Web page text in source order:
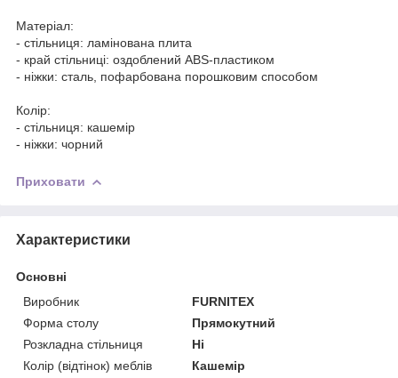
Матеріал:
- стільниця: ламінована плита
- край стільниці: оздоблений ABS-пластиком
- ніжки: сталь, пофарбована порошковим способом
Колір:
- стільниця: кашемір
- ніжки: чорний
Приховати
Характеристики
Основні
Виробник
FURNITEX
Форма столу
Прямокутний
Розкладна стільниця
Ні
Колір (відтінок) меблів
Кашемір